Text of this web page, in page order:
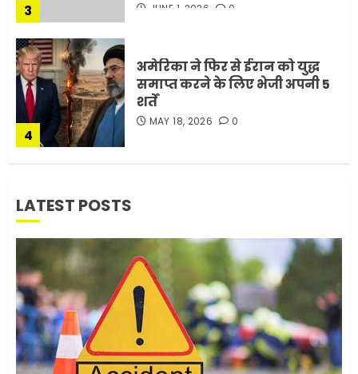
3 JUNE 1, 2026 0
4
अमेरिका ने फिर से ईरान को युद्ध
समाप्त करने के लिए भेजी अपनी 5
शर्तें
MAY 18, 2026 0
FEBRUARY 3, 2026 0
मोबाइल की लत: एक खामोश
घातक बीमारी, जो धीरे-धीरे इंसान,
रिश्ते और भविष्य सब कुछ निगल
रही है!
LATEST POSTS